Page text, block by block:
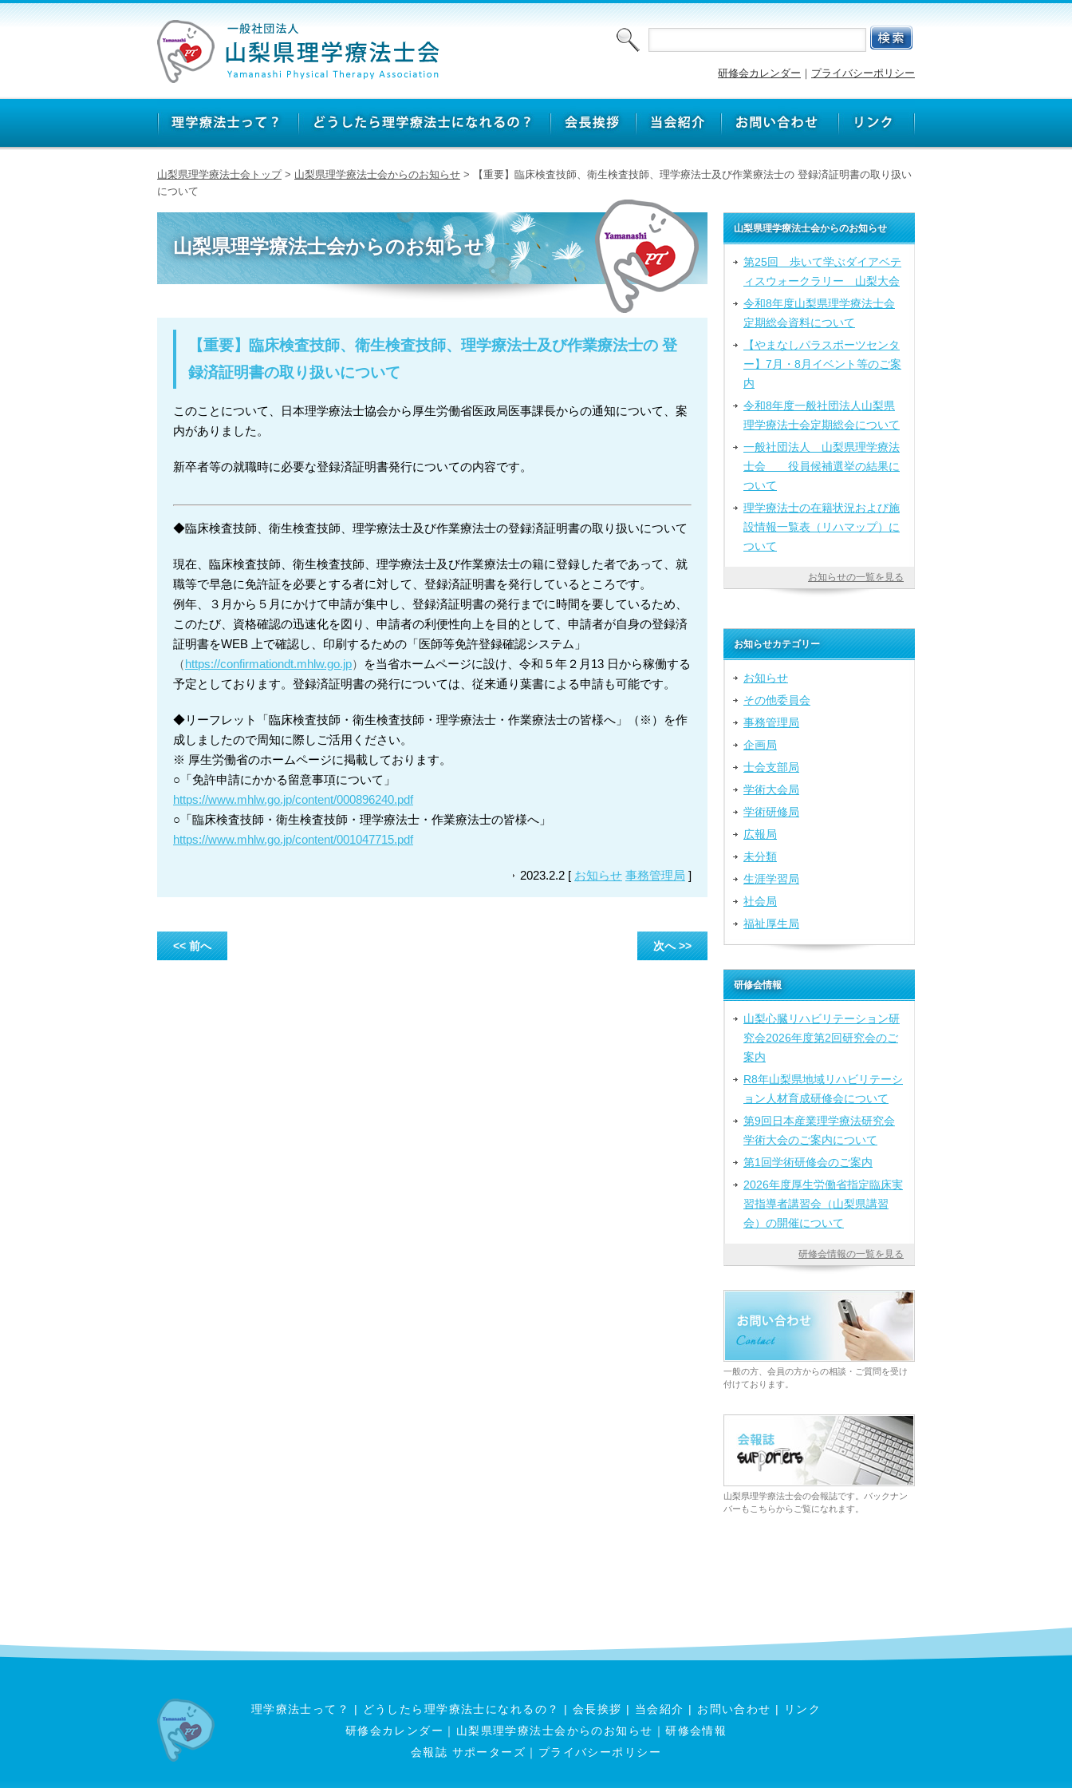
研修会カレンダー ｜ プライバシーポリシー
山梨県理学療法士会トップ> 山梨県理学療法士会からのお知らせ > 【重要】臨床検査技師、衛生検査技師、理学療法士及び作業療法士の 登録済証明書の取り扱い
について
山梨県理学療法士会からのお知らせ
【重要】臨床検査技師、衛生検査技師、理学療法士及び作業療法士の 登
録済証明書の取り扱いについて
このことについて、日本理学療法士協会から厚生労働省医政局医事課長からの通知について、案
内がありました。
新卒者等の就職時に必要な登録済証明書発行についての内容です。
◆臨床検査技師、衛生検査技師、理学療法士及び作業療法士の登録済証明書の取り扱いについて
現在、臨床検査技師、衛生検査技師、理学療法士及び作業療法士の籍に登録した者であって、就
職等で早急に免許証を必要とする者に対して、登録済証明書を発行しているところです。
例年、３月から５月にかけて申請が集中し、登録済証明書の発行までに時間を要しているため、
このたび、資格確認の迅速化を図り、申請者の利便性向上を目的として、申請者が自身の登録済
証明書をWEB 上で確認し、印刷するための「医師等免許登録確認システム」
（https://confirmationdt.mhlw.go.jp）
を当省ホームページに設け、令和５年２月13 日から稼働する
予定としております。登録済証明書の発行については、従来通り葉書による申請も可能です。
◆リーフレット「臨床検査技師・衛生検査技師・理学療法士・作業療法士の皆様へ」（※）を作
成しましたので周知に際しご活用ください。
※ 厚生労働省のホームページに掲載しております。
○「免許申請にかかる留意事項について」
https://www.mhlw.go.jp/content/000896240.pdf
○「臨床検査技師・衛生検査技師・理学療法士・作業療法士の皆様へ」
https://www.mhlw.go.jp/content/001047715.pdf
2023.2.2 [ お知らせ 事務管理局 ]
<< 前へ 次へ >>
山梨県理学療法士会からのお知らせ
第25回 歩いて学ぶダイアベテ
ィスウォークラリー 山梨大会
令和8年度山梨県理学療法士会
定期総会資料について
【やまなしパラスポーツセンタ
ー】7月・8月イベント等のご案
内
令和8年度一般社団法人山梨県
理学療法士会定期総会について
一般社団法人 山梨県理学療法
士会 役員候補選挙の結果に
ついて
理学療法士の在籍状況および施
設情報一覧表（リハマップ）に
ついて
お知らせの一覧を見る
お知らせカテゴリー
お知らせ
その他委員会
事務管理局
企画局
士会支部局
学術大会局
学術研修局
広報局
未分類
生涯学習局
社会局
福祉厚生局
研修会情報
山梨心臓リハビリテーション研
究会2026年度第2回研究会のご
案内
R8年山梨県地域リハビリテーシ
ョン人材育成研修会について
第9回日本産業理学療法研究会
学術大会のご案内について
第1回学術研修会のご案内
2026年度厚生労働省指定臨床実
習指導者講習会（山梨県講習
会）の開催について
研修会情報の一覧を見る
一般の方、会員の方からの相談・ご質問を受け
付けております。
山梨県理学療法士会の会報誌です。バックナン
バーもこちらからご覧になれます。
理学療法士って？ | どうしたら理学療法士になれるの？ | 会長挨拶 | 当会紹介 | お問い合わせ |
リンク
研修会カレンダー ｜ 山梨県理学療法士会からのお知らせ ｜研修会情報
会報誌 サポーターズ ｜ プライバシーポリシー